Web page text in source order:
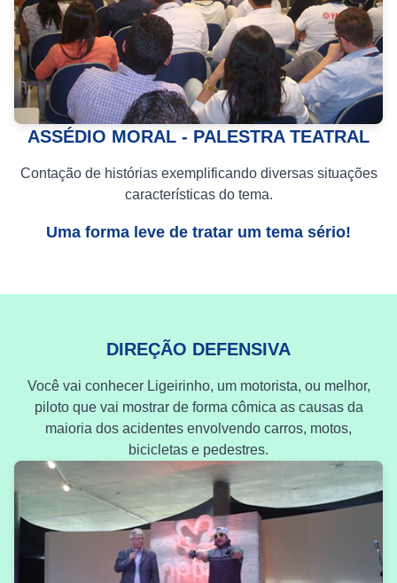
ASSÉDIO MORAL - PALESTRA TEATRAL
Contação de histórias exemplificando diversas situações
características do tema.
Uma forma leve de tratar um tema sério!
DIREÇÃO DEFENSIVA
Você vai conhecer Ligeirinho, um motorista, ou melhor,
piloto que vai mostrar de forma cômica as causas da
maioria dos acidentes envolvendo carros, motos,
bicicletas e pedestres.